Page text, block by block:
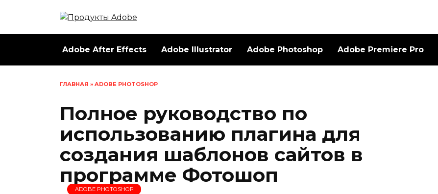
Adobe After Effects Adobe Illustrator Adobe Photoshop Adobe Premiere Pro
ГЛАВНАЯ » ADOBE PHOTOSHOP
Полное руководство по
использованию плагина для
создания шаблонов сайтов в
программе Фотошоп
ADOBE PHOTOSHOP